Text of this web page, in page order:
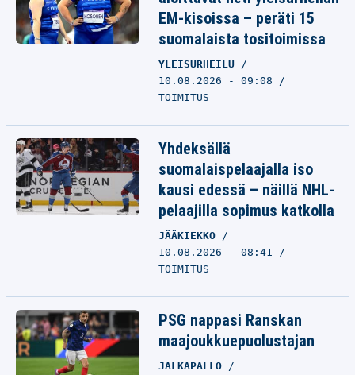
EM-kisoissa – peräti 15
suomalaista tositoimissa
YLEISURHEILU
10.08.2026 - 09:08
TOIMITUS
Yhdeksällä
suomalaispelaajalla iso
kausi edessä – näillä NHL-
pelaajilla sopimus katkolla
JÄÄKIEKKO
10.08.2026 - 08:41
TOIMITUS
PSG nappasi Ranskan
maajoukkuepuolustajan
JALKAPALLO